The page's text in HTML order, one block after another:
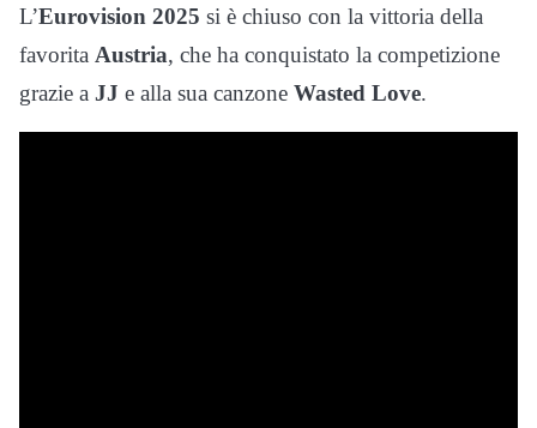
L’Eurovision 2025 si è chiuso con la vittoria della
favorita Austria, che ha conquistato la competizione
grazie a JJ e alla sua canzone Wasted Love.